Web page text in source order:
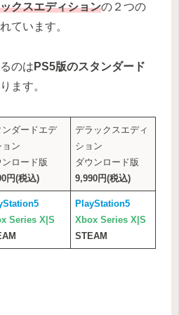
クスエディションの２つの
ています。
のは PS5版のスタンダード
ます。
ンダードエデ
ョン
ンロード版
円(税込)
デラックスエディ
ション
ダウンロード版
9,990円(税込)
Series X|S
PlayStation5
Xbox Series X|S
STEAM